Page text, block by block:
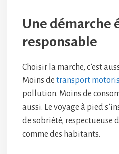
Une démarche
responsable
Choisir la marche, c’est
Moins de transport
pollution. Moins de
aussi. Le voyage à pied
de sobriété, respectueuse
comme des habitants.